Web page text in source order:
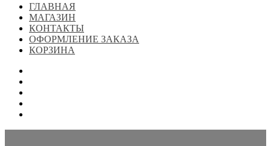
ГЛАВНАЯ
МАГАЗИН
КОНТАКТЫ
ОФОРМЛЕНИЕ ЗАКАЗА
КОРЗИНА